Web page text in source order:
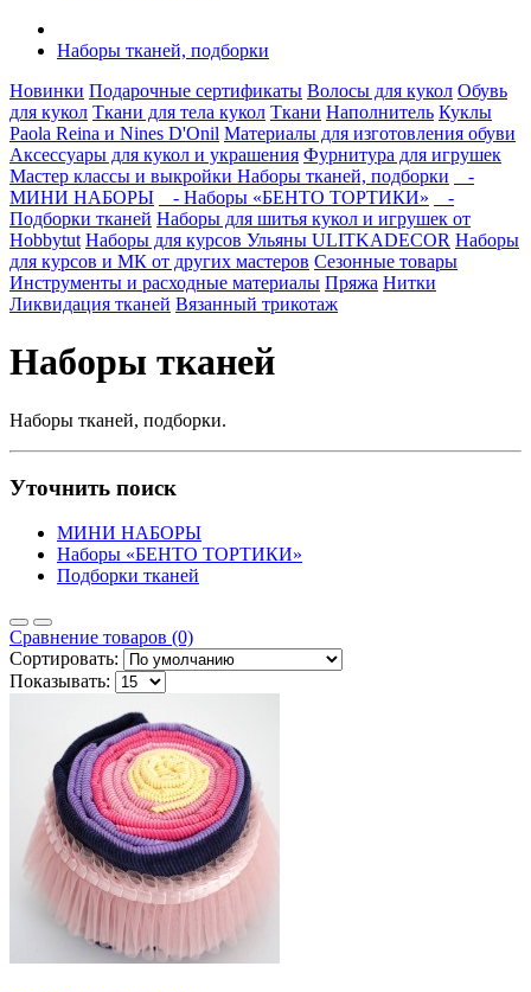
Наборы тканей, подборки
Новинки Подарочные сертификаты Волосы для кукол Обувь
для кукол Ткани для тела кукол Ткани Наполнитель Куклы
Paola Reina и Nines D'Onil Материалы для изготовления обуви
Аксессуары для кукол и украшения Фурнитура для игрушек
Мастер классы и выкройки Наборы тканей, подборки
-
МИНИ НАБОРЫ
- Наборы «БЕНТО ТОРТИКИ»
-
Подборки тканей Наборы для шитья кукол и игрушек от
Hobbytut Наборы для курсов Ульяны ULITKADECOR Наборы
для курсов и МК от других мастеров Сезонные товары
Инструменты и расходные материалы Пряжа Нитки
Ликвидация тканей Вязанный трикотаж
Наборы тканей
Наборы тканей, подборки.
Уточнить поиск
МИНИ НАБОРЫ
Наборы «БЕНТО ТОРТИКИ»
Подборки тканей
Сравнение товаров (0)
Сортировать:
Показывать: